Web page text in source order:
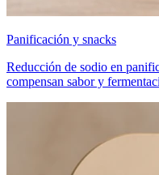
Panificación y snacks
Reducción de sodio en
compensan sabor y